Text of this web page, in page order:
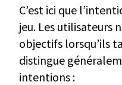
C’est ici que
jeu. Les utilisateurs
objectifs lorsqu’ils
distingue
intentions :